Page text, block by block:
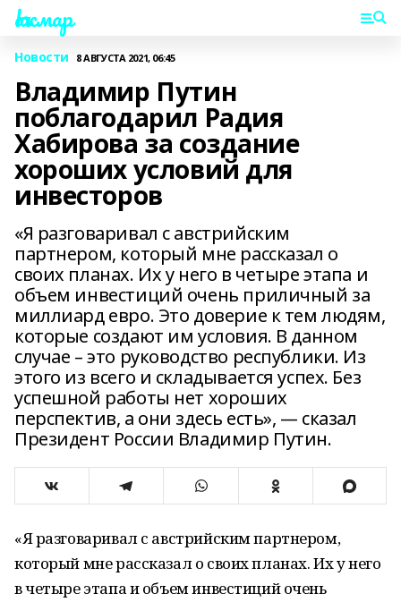
Һаҡмар
Новости 8 АВГУСТА 2021, 06:45
Владимир Путин
поблагодарил Радия
Хабирова за создание
хороших условий для
инвесторов
«Я разговаривал с австрийским
партнером, который мне рассказал о
своих планах. Их у него в четыре этапа и
объем инвестиций очень приличный за
миллиард евро. Это доверие к тем людям,
которые создают им условия. В данном
случае – это руководство республики. Из
этого из всего и складывается успех. Без
успешной работы нет хороших
перспектив, а они здесь есть», — сказал
Президент России Владимир Путин.
«Я разговаривал с австрийским партнером,
который мне рассказал о своих планах. Их у него
в четыре этапа и объем инвестиций очень